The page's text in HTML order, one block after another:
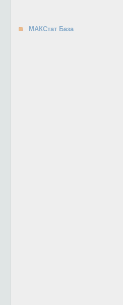
МАКСтат База